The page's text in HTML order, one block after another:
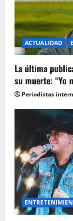
ACTUALIDAD
La última
su muerte: “Yo
Periodistas